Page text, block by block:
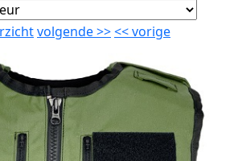
volgende>><<vorige